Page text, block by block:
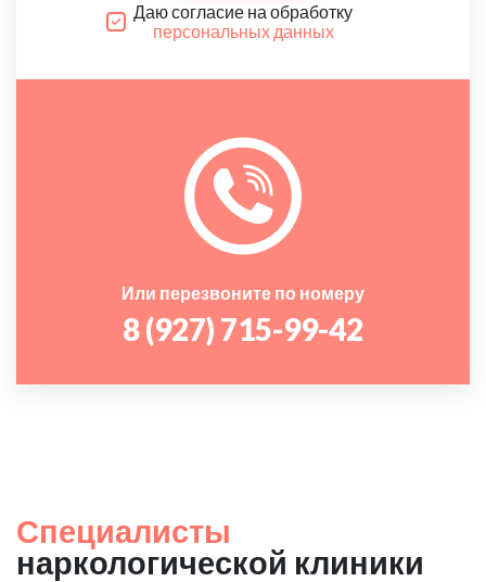
Даю согласие на обработку
персональных данных
Или перезвоните по номеру
8 (927) 715-99-42
Специалисты
наркологической клиники